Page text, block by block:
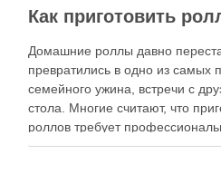
Домашние роллы давно
превратились в одно из самых
семейного ужина, встречи с
стола. Многие считают, что
роллов требует
специального оборудования,